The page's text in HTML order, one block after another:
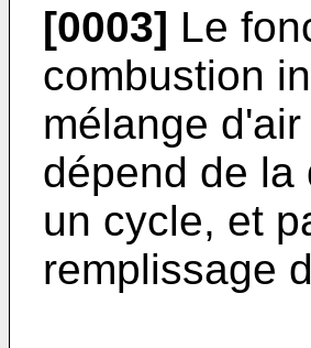
[0003] Le
combustion
mélange
dépend de la
un cycle, et
remplissage